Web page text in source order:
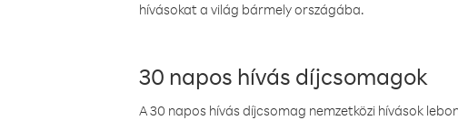
hívásokat a világ bármely országába.
30 napos hívás díjcsomagok
A 30 napos hívás díjcsomag nemzetközi hívások